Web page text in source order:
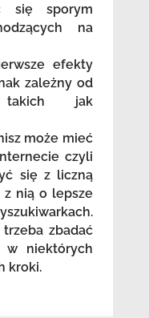
się sporym
na
efekty
zależny od
jak
może mieć
czyli
się z liczną
z nią o lepsze
zbadać
w niektórych
kroki.